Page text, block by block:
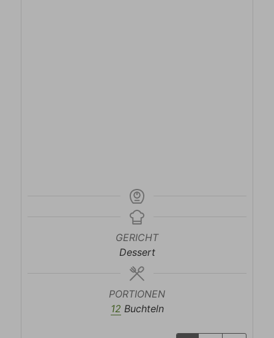
GERICHT
Dessert
PORTIONEN
12 Buchteln